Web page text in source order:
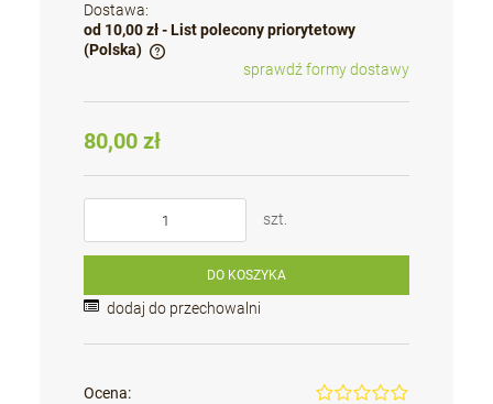
Dostawa:
od 10,00 zł - List polecony priorytetowy
(Polska)
Cena nie zawiera ewentualnych kosztów płatności
sprawdź formy dostawy
80,00 zł
szt.
DO KOSZYKA
dodaj do przechowalni
Ocena: